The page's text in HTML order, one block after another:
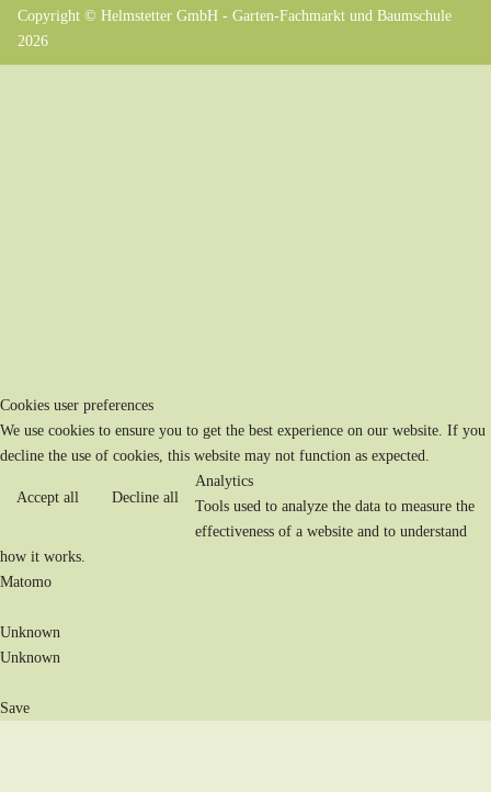
Copyright © Helmstetter GmbH - Garten-Fachmarkt und Baumschule
2026
Cookies user preferences
We use cookies to ensure you to get the best experience on our website. If you
decline the use of cookies, this website may not function as expected.
Accept all Decline all
Analytics
Tools used to analyze the data to measure the
effectiveness of a website and to understand
how it works.
Matomo
Unknown
Unknown
Save